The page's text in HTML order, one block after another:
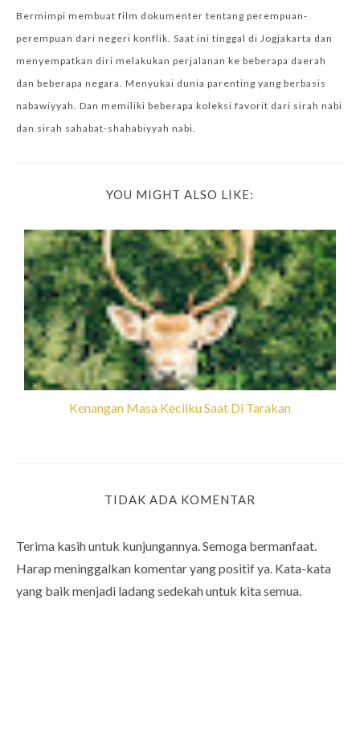
Bermimpi membuat film dokumenter tentang perempuan-
perempuan dari negeri konflik. Saat ini tinggal di Jogjakarta dan
menyempatkan diri melakukan perjalanan ke beberapa daerah
dan beberapa negara. Menyukai dunia parenting yang berbasis
nabawiyyah. Dan memiliki beberapa koleksi favorit dari sirah nabi
dan sirah sahabat-shahabiyyah nabi.
YOU MIGHT ALSO LIKE:
Kenangan Masa Kecilku Saat Di Tarakan
TIDAK ADA KOMENTAR
Terima kasih untuk kunjungannya. Semoga bermanfaat.
Harap meninggalkan komentar yang positif ya. Kata-kata
yang baik menjadi ladang sedekah untuk kita semua.